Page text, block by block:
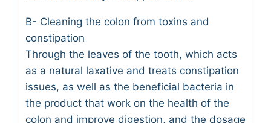
B- Cleaning the colon from toxins and
constipation
Through the leaves of the tooth, which acts
as a natural laxative and treats constipation
issues, as well as the beneficial bacteria in
the product that work on the health of the
colon and improve digestion, and the dosage